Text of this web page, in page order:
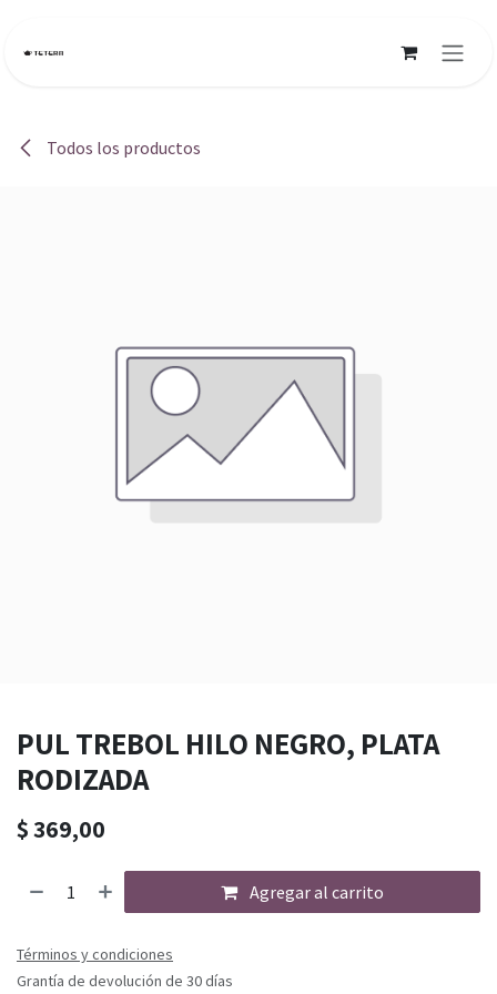
Todos los productos
PUL TREBOL HILO NEGRO, PLATA
RODIZADA
$369,00
Agregar al carrito
Términos y condiciones
Grantía de devolución de 30 días